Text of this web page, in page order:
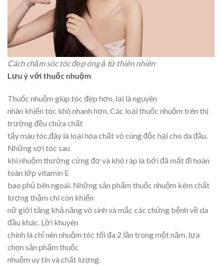
Cách chăm sóc tóc đẹp óng ả từ thiên nhiên
Lưu ý với thuốc nhuộm
Thuốc nhuộm giúp tóc đẹp hơn, lại là nguyên
nhân khiến tóc khô nhanh hơn. Các loại thuốc nhuộm trên thị
trường đều chứa chất
tẩy màu tóc,đây là loại hóa chất vô cùng độc hại cho da đầu.
Những sợi tóc sau
khi nhuộm thường cứng đơ và khô ráp là bởi đã mất đi hoàn
toàn lớp vitamin E
bao phủ bên ngoài. Những sản phẩm thuốc nhuộm kém chất
lượng thậm chí còn khiến
nữ giới tăng khả năng vô sinh và mắc các chứng bệnh về da
đầu khác. Lời khuyên
chính là chỉ nên nhuộm tóc tối đa 2 lần trong một năm, lựa
chọn sản phẩm thuốc
nhuộm uy tín và chất lượng.